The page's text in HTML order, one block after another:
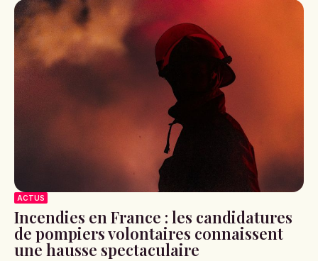
ACTUS
Incendies en France : les candidatures
de pompiers volontaires connaissent
une hausse spectaculaire